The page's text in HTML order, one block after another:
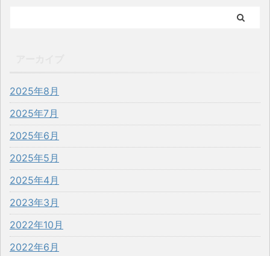
2025年8月
2025年7月
2025年6月
2025年5月
2025年4月
2023年3月
2022年10月
2022年6月